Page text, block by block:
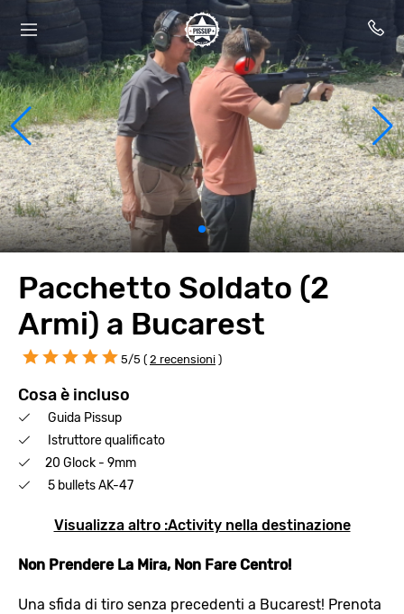
Pacchetto Soldato (2
Armi) a Bucarest
5/5 ( 2 recensioni )
Cosa è incluso
Guida Pissup
Istruttore qualificato
20 Glock - 9mm
5 bullets AK-47
Visualizza altro :Activity nella destinazione
Non Prendere La Mira, Non Fare Centro!
Una sfida di tiro senza precedenti a Bucarest! Prenota